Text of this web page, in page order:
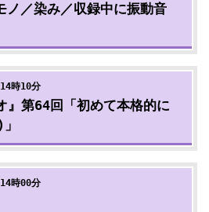
／染み／収録中に振動音
時10分
』第64回「初めて本格的に
時00分